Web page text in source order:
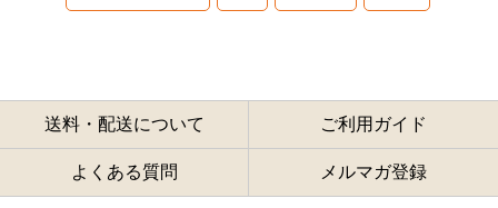
送料・配送について ご利用ガイド
よくある質問 メルマガ登録